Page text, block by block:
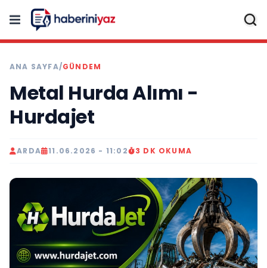
ANA SAYFA/GÜNDEM
Metal Hurda Alımı -
Hurdajet
ARDA 11.06.2026 - 11:02 3 DK OKUMA